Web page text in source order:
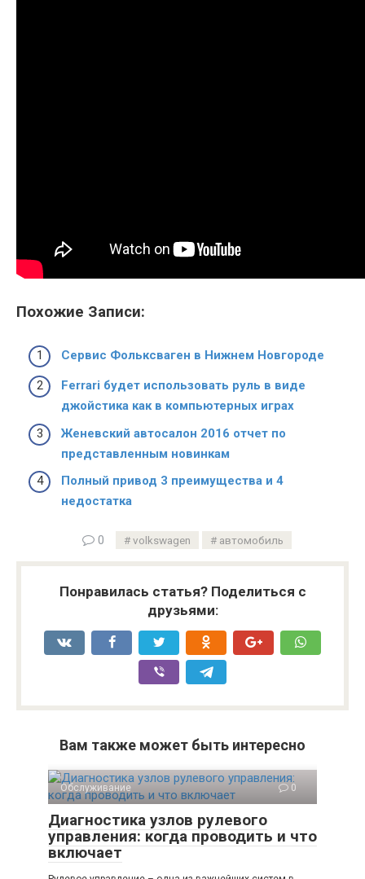
Похожие Записи:
Сервис Фольксваген в Нижнем Новгороде
Ferrari будет использовать руль в виде
джойстика как в компьютерных играх
Женевский автосалон 2016 отчет по
представленным новинкам
Полный привод 3 преимущества и 4
недостатка
0 volkswagen автомобиль
Понравилась статья? Поделиться с
друзьями:
Вам также может быть интересно
Обслуживание 0
Диагностика узлов рулевого
управления: когда проводить и что
включает